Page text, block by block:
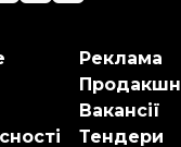
Реклама
Продакшн
Вакансії
Тендери